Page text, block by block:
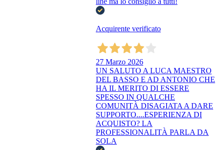
Acquirente verificato
27 Marzo 2026
UN SALUTO A LUCA MAESTRO
DEL BASSO E AD ANTONIO CHE
HA IL MERITO DI ESSERE
SPESSO IN QUALCHE
COMUNITÀ DISAGIATA A DARE
SUPPORTO....ESPERIENZA DI
ACQUISTO? LA
PROFESSIONALITÀ PARLA DA
SOLA